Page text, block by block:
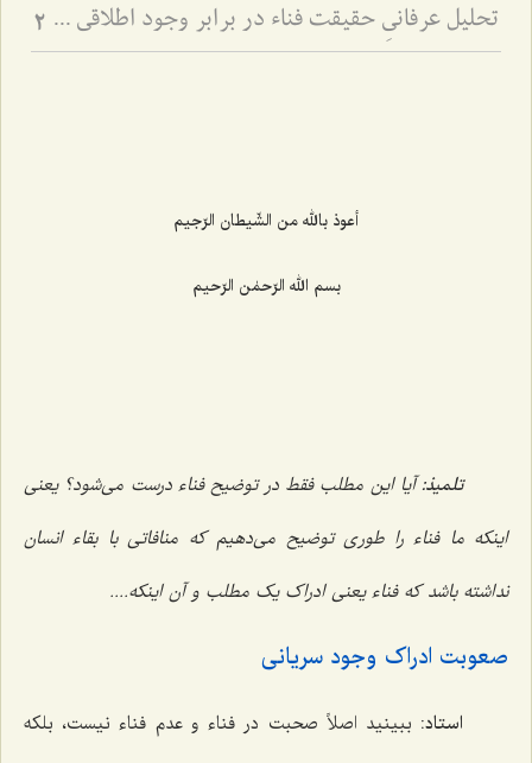
تحلیل عرفانیِ حقیقت فناء در برابر وجود اطلاقی - نقد استقلال عین ثابت و تبیین صرافت وجود در سلوک شهودی 2
أعوذ بالله من الشّیطان الرّجیم
بسم الله الرّحمٰن الرّحیم
تلمیذ:آیا این مطلب فقط در توضیح فناء درست می‌شود؟ یعنی
اینکه ما فناء را طوری توضیح می‌دهیم که منافاتی با بقاء انسان
نداشته باشد که فناء یعنی ادراک یک مطلب و آن اینکه....
صعوبت ادراک وجود سریانی
استاد: ببینید اصلاً صحبت در فناء و عدم فناء نیست، بلکه